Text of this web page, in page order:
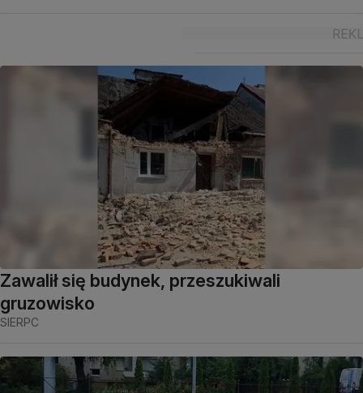
Zawalił się budynek, przeszukiwali
gruzowisko
SIERPC